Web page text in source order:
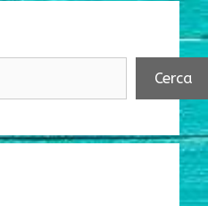
Cerca